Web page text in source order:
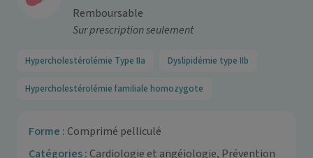
Remboursable
Sur prescription seulement
Hypercholestérolémie Type IIa Dyslipidémie type IIb
Hypercholestérolémie familiale homozygote
Forme : Comprimé pelliculé
Catégories : Cardiologie et angéiologie, Prévention